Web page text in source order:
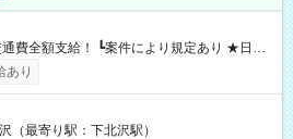
） ┗働いたその日に現金GET♪ お仕事後はコ
を引き落とせます！ 【試用期間】試
あり
（最寄り駅：下北沢駅）